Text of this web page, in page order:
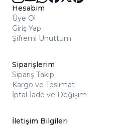
Hesabım
Üye Ol
Giriş Yap
Şifremi Unuttum
Siparişlerim
Sipariş Takip
Kargo ve Teslimat
İptal-İade ve Değişim
İletişim Bilgileri